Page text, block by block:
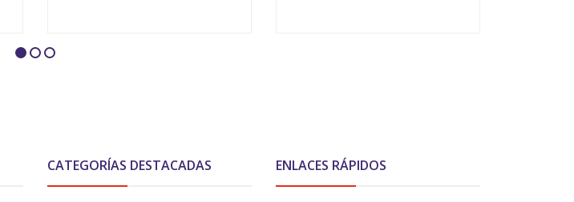
CATEGORÍAS DESTACADAS ENLACES RÁPIDOS